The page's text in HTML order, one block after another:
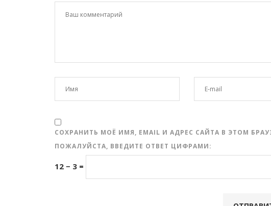
СОХРАНИТЬ МОЁ ИМЯ, EMAIL И АДРЕС САЙТА В ЭТОМ
ПОЖАЛУЙСТА, ВВЕДИТЕ ОТВЕТ ЦИФРАМИ:
12 − 3 =